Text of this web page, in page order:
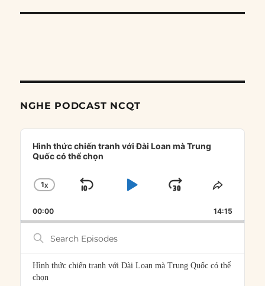
NGHE PODCAST NCQT
Audio
Player
Hình thức chiến tranh với Đài Loan mà Trung
Quốc có thể chọn
CHANGE
RATE
1X
SKIP
PLAYJUMP
FORWARD
SHARE
00:00 14:15
Search
Episodes
Hình thức chiến tranh với Đài Loan mà Trung Quốc có thể
chọn